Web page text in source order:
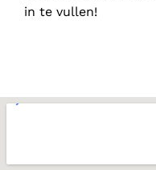
in te vullen!